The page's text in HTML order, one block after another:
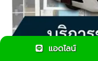
แอดไลน์